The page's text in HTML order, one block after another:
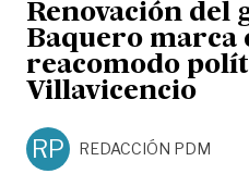
Renovación del
Baquero marca
reacomodo
Villavicencio
RP REDACCIÓN PDM